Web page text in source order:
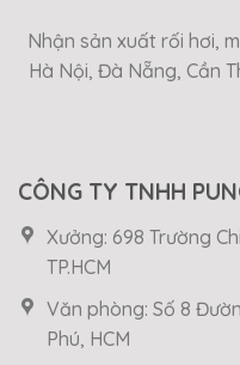
Nhận sản xuất rối hơi,
Hà Nội, Đà Nẵng, Cần
CÔNG TY TNHH
Xưởng: 698 Trường
TP.HCM
Văn phòng: Số 8
Phú, HCM